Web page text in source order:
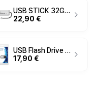
USB STICK 32GB MEDIARANGE MR916, USB A
22,90 €
USB Flash Drive STICK 4GB MEDIARANGE MR907 B - e zezë dhe hiri
17,90 €